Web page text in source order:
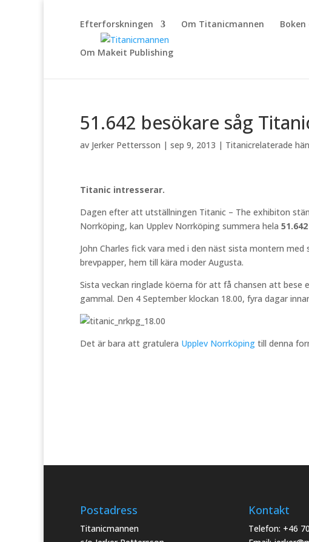
Efterforskningen Om Titanicmannen
Om Makeit Publishing
51.642 besökare såg
av Jerker Pettersson | sep 9, 2013 | Titanicrelaterade
Titanic intresserar.
Dagen efter att utställningen Titanic – The exhibiton
Norrköping, kan Upplev Norrköping summera hela 51.642
John Charles fick vara med i den näst sista montern
brevpapper, hem till kära moder Augusta.
Sista veckan ringlade köerna för att få chansen att
gammal. Den 4 September klockan 18.00, fyra dagar
Det är bara att gratulera Upplev Norrköping till denna
Postadress
Titanicmannen
Kontakt
Telefon: +46